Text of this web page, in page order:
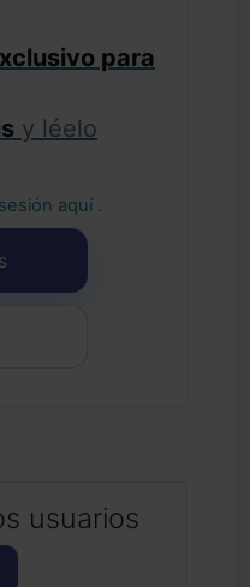
para
y léelo
aquí .
usuarios